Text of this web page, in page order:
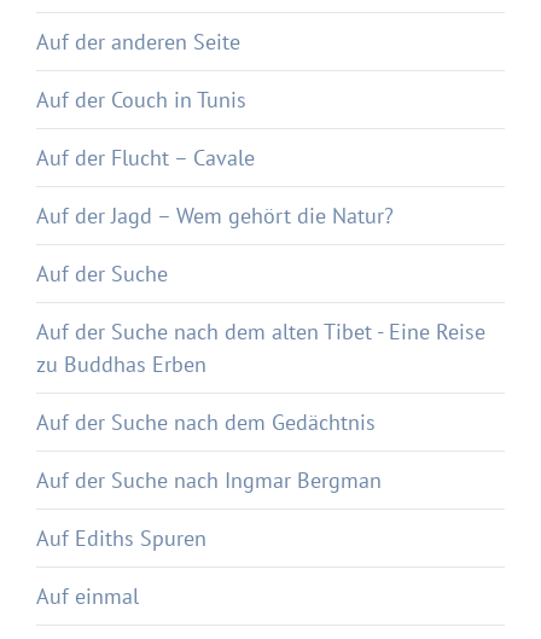
Auf der anderen Seite
Auf der Couch in Tunis
Auf der Flucht – Cavale
Auf der Jagd – Wem gehört die Natur?
Auf der Suche
Auf der Suche nach dem alten Tibet - Eine Reise
zu Buddhas Erben
Auf der Suche nach dem Gedächtnis
Auf der Suche nach Ingmar Bergman
Auf Ediths Spuren
Auf einmal